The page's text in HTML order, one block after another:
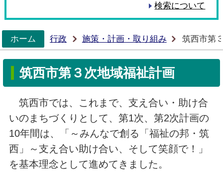
検索について
ホーム
行政 施策・計画・取り組み 筑西市第
筑西市第３次地域福祉計画
筑西市では、これまで、支え合い・助け合
いのまちづくりとして、第1次、第2次計画の
10年間は、「～みんなで創る「福祉の邦・筑
西」～支え合い助け合い、そして笑顔で！」
を基本理念として進めてきました。